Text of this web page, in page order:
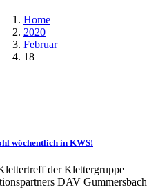
Home
2020
Februar
18
wöchentlich in KWS!
der Klettergruppe
DAV Gummersbach